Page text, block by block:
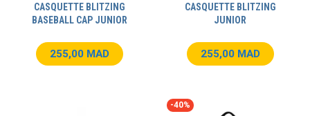
CASQUETTE BLITZING
BASEBALL CAP JUNIOR
255,00 MAD
CASQUETTE BLITZING
JUNIOR
255,00 MAD
-40%